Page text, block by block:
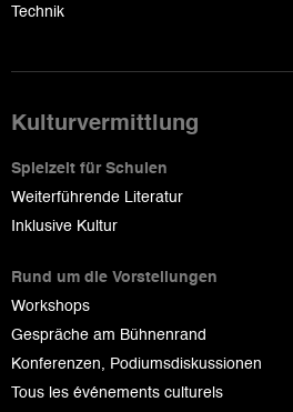
Technik
Kulturvermittlung
Spielzeit für Schulen
Weiterführende Literatur
Inklusive Kultur
Rund um die Vorstellungen
Workshops
Gespräche am Bühnenrand
Konferenzen, Podiumsdiskussionen
Tous les événements culturels